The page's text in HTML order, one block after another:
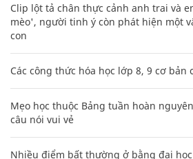
Clip lột tả chân thực cảnh anh trai và
mèo', người tinh ý còn phát hiện một
con
Các công thức hóa học lớp 8, 9 cơ bản
Mẹo học thuộc Bảng tuần hoàn
câu nói vui vẻ
Nhiều điểm bất thường ở bằng đại học